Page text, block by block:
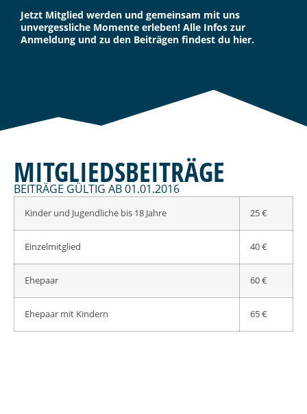
Jetzt Mitglied werden und gemeinsam mit uns
unvergessliche Momente erleben! Alle Infos zur
Anmeldung und zu den Beiträgen findest du hier.
MITGLIEDSBEITRÄGE
BEITRÄGE GÜLTIG AB 01.01.2016
Kinder und Jugendliche bis 18 Jahre 25 €
Einzelmitglied 40 €
Ehepaar 60 €
Ehepaar mit Kindern 65 €